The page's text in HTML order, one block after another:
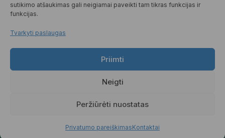
sutikimo atšaukimas gali neigiamai paveikti tam tikras funkcijas ir
funkcijas.
Tvarkyti paslaugas
Priimti
Neigti
Peržiūrėti nuostatas
Privatumo pareiškimasKontaktai
DAUGIAU
© 2025 Pickcartline.com. Visos
teisės saugomos.
PREKIŲ KEITIMAS IR GRĄŽINIMAS